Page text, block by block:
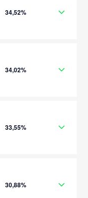
34,52%
34,02%
33,55%
30,88%